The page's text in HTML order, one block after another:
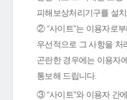
피해보상처리기구를 설
② “사이트”는 이용자로
우선적으로 그 사항을 처
곤란한 경우에는 이용자
통보해 드립니다.
③ “사이트”와 이용자 간